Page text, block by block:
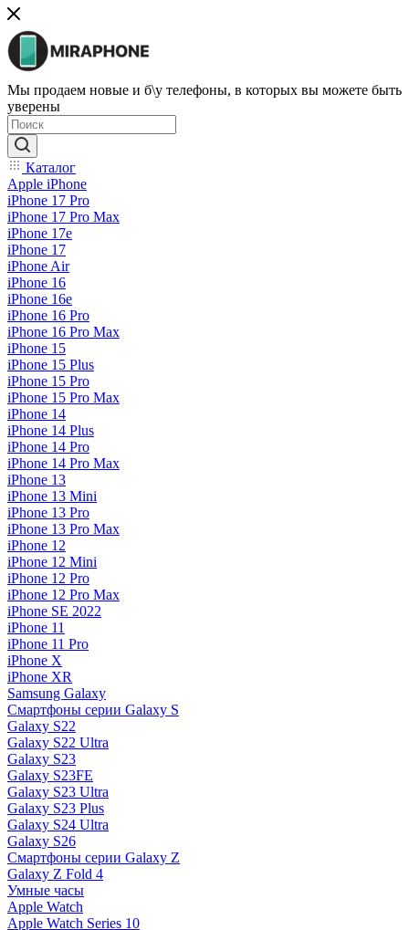
Мы продаем новые и б\у телефоны, в которых вы можете быть
уверены
Каталог
Apple iPhone
iPhone 17 Pro
iPhone 17 Pro Max
iPhone 17e
iPhone 17
iPhone Air
iPhone 16
iPhone 16e
iPhone 16 Pro
iPhone 16 Pro Max
iPhone 15
iPhone 15 Plus
iPhone 15 Pro
iPhone 15 Pro Max
iPhone 14
iPhone 14 Plus
iPhone 14 Pro
iPhone 14 Pro Max
iPhone 13
iPhone 13 Mini
iPhone 13 Pro
iPhone 13 Pro Max
iPhone 12
iPhone 12 Mini
iPhone 12 Pro
iPhone 12 Pro Max
iPhone SE 2022
iPhone 11
iPhone 11 Pro
iPhone X
iPhone XR
Samsung Galaxy
Смартфоны серии Galaxy S
Galaxy S22
Galaxy S22 Ultra
Galaxy S23
Galaxy S23FE
Galaxy S23 Ultra
Galaxy S23 Plus
Galaxy S24 Ultra
Galaxy S26
Смартфоны серии Galaxy Z
Galaxy Z Fold 4
Умные часы
Apple Watch
Apple Watch Series 10